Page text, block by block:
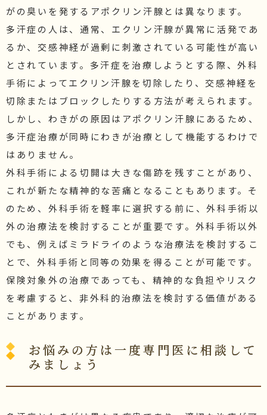
がの臭いを発するアポクリン汗腺とは異なります。
多汗症の人は、通常、エクリン汗腺が異常に活発であ
るか、交感神経が過剰に刺激されている可能性が高い
とされています。多汗症を治療しようとする際、外科
手術によってエクリン汗腺を切除したり、交感神経を
切除またはブロックしたりする方法が考えられます。
しかし、わきがの原因はアポクリン汗腺にあるため、
多汗症治療が同時にわきが治療として機能するわけで
はありません。
外科手術による切開は大きな傷跡を残すことがあり、
これが新たな精神的な苦痛となることもあります。そ
のため、外科手術を軽率に選択する前に、外科手術以
外の治療法を検討することが重要です。外科手術以外
でも、例えばミラドライのような治療法を検討するこ
とで、外科手術と同等の効果を得ることが可能です。
保険対象外の治療であっても、精神的な負担やリスク
を考慮すると、非外科的治療法を検討する価値がある
ことがあります。
お悩みの方は一度専門医に相談して
みましょう